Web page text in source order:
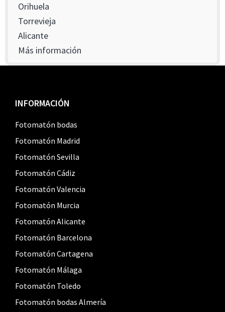
Orihuela
Torrevieja
Alicante
Más información
Footer
INFORMACIÓN
Fotomatón bodas
Fotomatón Madrid
Fotomatón Sevilla
Fotomatón Cádiz
Fotomatón Valencia
Fotomatón Murcia
Fotomatón Alicante
Fotomatón Barcelona
Fotomatón Cartagena
Fotomatón Málaga
Fotomatón Toledo
Fotomatón bodas Almería